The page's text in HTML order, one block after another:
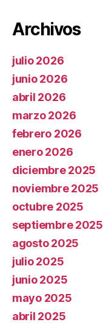
Archivos
julio 2026
junio 2026
abril 2026
marzo 2026
febrero 2026
enero 2026
diciembre 2025
noviembre 2025
octubre 2025
septiembre 2025
agosto 2025
julio 2025
junio 2025
mayo 2025
abril 2025